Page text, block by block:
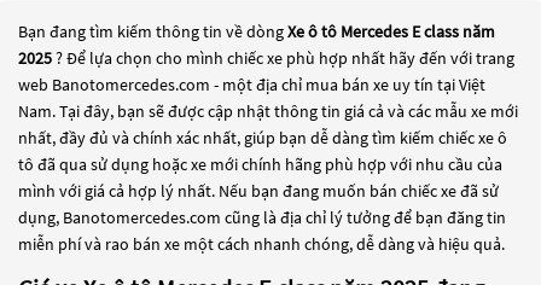
Bạn đang tìm kiếm thông tin về dòngXe ô tô Mercedes E class năm
2025? Để lựa chọn cho mình chiếc xe phù hợp nhất hãy đến với trang
web Banotomercedes.com - một địa chỉ mua bán xe uy tín tại Việt
Nam. Tại đây, bạn sẽ được cập nhật thông tin giá cả và các mẫu xe mới
nhất, đầy đủ và chính xác nhất, giúp bạn dễ dàng tìm kiếm chiếc xe ô
tô đã qua sử dụng hoặc xe mới chính hãng phù hợp với nhu cầu của
mình với giá cả hợp lý nhất. Nếu bạn đang muốn bán chiếc xe đã sử
dụng, Banotomercedes.com cũng là địa chỉ lý tưởng để bạn đăng tin
miễn phí và rao bán xe một cách nhanh chóng, dễ dàng và hiệu quả.